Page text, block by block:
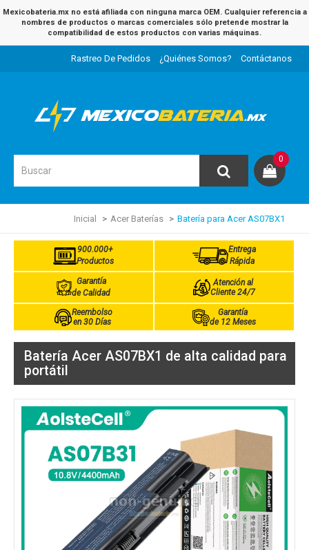
Mexicobateria.mx no está afiliada con ninguna marca OEM. Cualquier referencia a
nombres de productos o marcas comerciales sólo pretende mostrar la
compatibilidad de estos productos con varias máquinas.
Rastreo De Pedidos ¿Quiénes Somos? Contáctanos
0
Inicial Acer Baterías Batería para Acer AS07BX1
900.000+
Productos
Entrega
Rápida
Garantía
de Calidad
Atención al
Cliente 24/7
Reembolso
en 30 Días
Garantía
de 12 Meses
Batería Acer AS07BX1 de alta calidad para
portátil